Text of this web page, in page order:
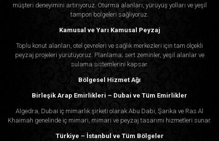
müşteri deneyimini artırıyoruz. Oturma alanları, yürüyüş yolları ve yeşil
tampon bölgeleri sağlıyoruz.
Kamusal ve Yarı Kamusal Peyzaj
Toplu konut alanları, otel çevreleri ve sağlık merkezleri için tam ölçekli
peyzaj projeleri yürütüyoruz. Planlama; sert zeminler, yeşil alanlar ve
sulama sistemlerini kapsar.
Bölgesel Hizmet Ağı
Birleşik Arap Emirlikleri – Dubai ve Tüm Emirlikler
Algedra, Dubai iç mimarlık şirketi olarak Abu Dabi, Şarika ve Ras Al
Khaimah genelinde iç mimari, mimari ve peyzaj tasarımı hizmetleri sunar.
Türkiye – İstanbul ve Tüm Bölgeler